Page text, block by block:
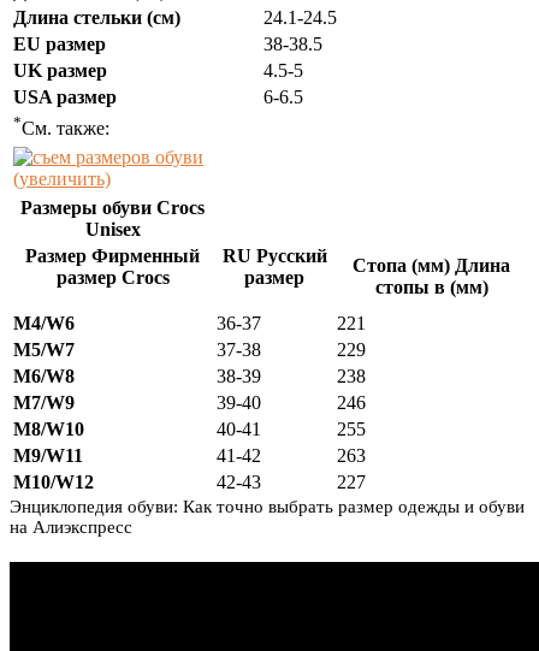
Длина стельки (см)
24.1-24.5
EU размер
38-38.5
UK размер
4.5-5
USA размер
6-6.5
*См. также:
(увеличить)
Размеры обуви Crocs
Unisex
Размер Фирменный
размер Crocs
RU Русский
размер
Стопа (мм) Длина
стопы в (мм)
M4/W6
36-37
221
M5/W7
37-38
229
M6/W8
38-39
238
M7/W9
39-40
246
M8/W10
40-41
255
M9/W11
41-42
263
M10/W12
42-43 227
Энциклопедия обуви: Как точно выбрать размер одежды и обуви
на Алиэкспресс